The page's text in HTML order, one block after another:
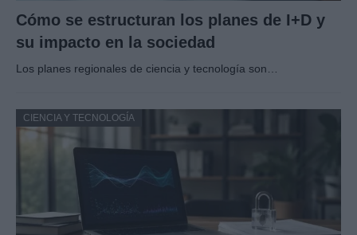
Cómo se estructuran los planes de I+D y
su impacto en la sociedad
Los planes regionales de ciencia y tecnología son…
CIENCIA Y TECNOLOGÍA